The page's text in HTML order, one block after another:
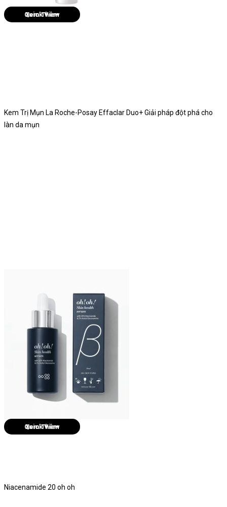
Quick View
Kem Trị Mụn La Roche-Posay Effaclar Duo+ Giải pháp đột phá cho
làn da mụn
Quick View
Niacenamide 20 oh oh